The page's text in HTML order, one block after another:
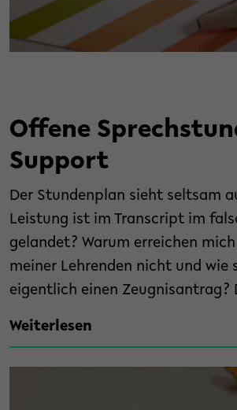
Offene
Support
Der Stundenplan sieht seltsam
Leistung ist im Transcript im
gelandet? Warum erreichen
meiner Lehrenden nicht und wie
eigentlich einen Zeugnisantrag?
Weiterlesen